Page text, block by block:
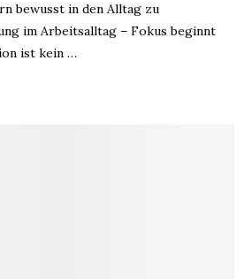
bewusst in den Alltag zu
im Arbeitsalltag – Fokus beginnt
ist kein …